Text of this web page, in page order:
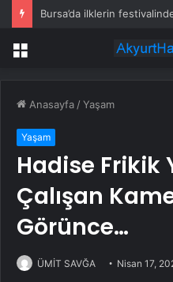
Bursa’da ilklerin
Menü
Anasayfa /Yaşam
Yaşam
Hadise
Çalışan
Görünce…
ÜMİT SAVĞA Nisan 17,